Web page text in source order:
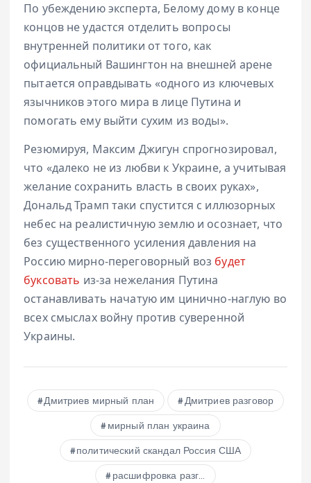
По убеждению эксперта, Белому дому в конце
концов не удастся отделить вопросы
внутренней политики от того, как
официальный Вашингтон на внешней арене
пытается оправдывать «одного из ключевых
язычников этого мира в лице Путина и
помогать ему выйти сухим из воды».
Резюмируя, Максим Джигун спрогнозировал,
что «далеко не из любви к Украине, а учитывая
желание сохранить власть в своих руках»,
Дональд Трамп таки спустится с иллюзорных
небес на реалистичную землю и осознает, что
без существенного усиления давления на
Россию мирно-переговорный воз будет
буксовать из-за нежелания Путина
останавливать начатую им цинично-наглую во
всех смыслах войну против суверенной
Украины.
Дмитриев мирный план Дмитриев разговор
мирный план украина
политический скандал Россия США
расшифровка разг...